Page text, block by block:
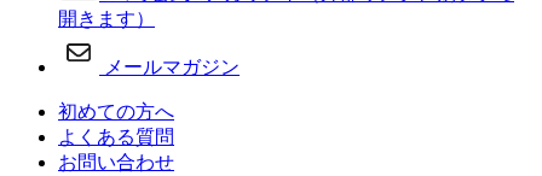
開きます）
メールマガジン
初めての方へ
よくある質問
お問い合わせ